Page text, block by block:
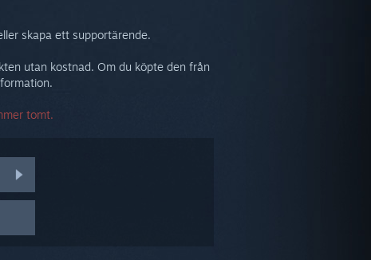
skapa ett supportärende.
utan kostnad. Om du köpte den från
tomt.